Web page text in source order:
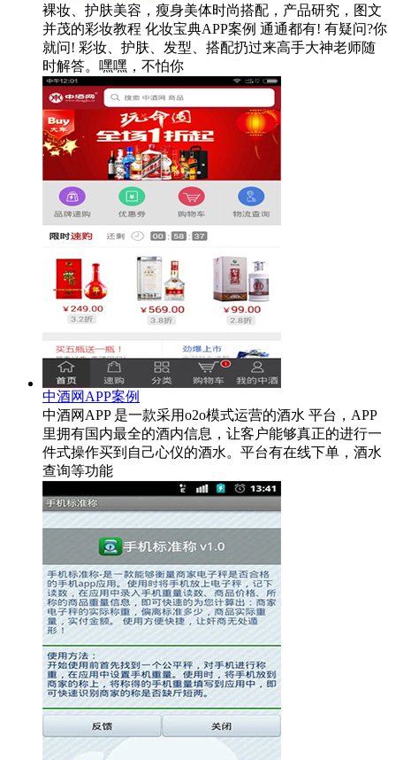
裸妆、护肤美容，瘦身美体时尚搭配，产品研究，图文
并茂的彩妆教程 化妆宝典APP案例 通通都有! 有疑问?你
就问! 彩妆、护肤、发型、搭配扔过来高手大神老师随
时解答。嘿嘿，不怕你
中酒网APP案例
中酒网APP 是一款采用o2o模式运营的酒水 平台，APP
里拥有国内最全的酒内信息，让客户能够真正的进行一
件式操作买到自己心仪的酒水。平台有在线下单，酒水
查询等功能